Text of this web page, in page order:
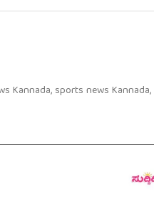
Kannada, sports news Kannada,